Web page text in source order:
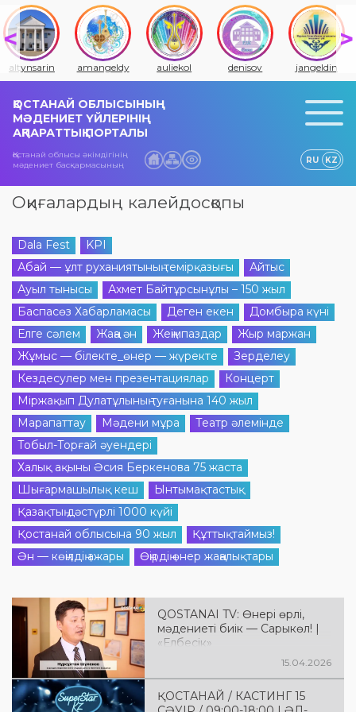
altynsarin amangeldy auliekol denisov jangeldin
ҚОСТАНАЙ ОБЛЫСЫНЫҢ
МӘДЕНИЕТ ҮЙЛЕРІНІҢ
АҚПАРАТТЫҚ ПОРТАЛЫ
Қостанай облысы әкімдігінің
мәдениет басқармасының
RU KZ
Оқиғалардың калейдосқопы
Dala Fest
KPI
Абай — ұлт руханиятының темірқазығы
Айтыс
Ауыл тынысы
Ахмет Байтұрсынұлы – 150 жыл
Баспасөз Хабарламасы
Деген екен
Домбыра күні
Елге сәлем
Жаңа ән Жеңімпаздар
Жыр маржан
Жұмыс — білекте_өнер — жүректе
Зерделеу
Кездесулер мен презентациялар
Концерт
Міржақып Дулатұлының туғанына 140 жыл
Марапаттау
Мәдени мұра
Театр әлемінде
Тобыл-Торғай әуендері
Халық ақыны Әсия Беркенова 75 жаста
Шығармашылық кеш
Ынтымақтастық
Қазақтың дәстүрлі 1000 күйі
Қостанай облысына 90 жыл
Құттықтаймыз!
Ән — көңілдің ажары
Өңірдің өнер жаңалықтары
QOSTANAI TV: Өнері өрлі,
мәдениеті биік — Сарыкөл! |
«Елбесік»
15.04.2026
ҚОСТАНАЙ / КАСТИНГ 15